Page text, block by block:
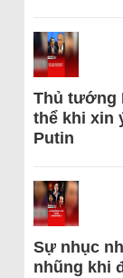
Thủ tướng
thể khi xin
Putin
Sự nhục
nhũng khi